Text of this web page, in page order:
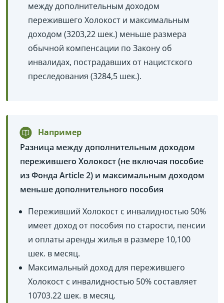
между дополнительным доходом
пережившего Холокост и максимальным
доходом (3203,22 шек.) меньше размера
обычной компенсации по Закону об
инвалидах, пострадавших от нацистского
преследования (3284,5 шек.).
Например
Разница между дополнительным доходом
пережившего Холокост (не включая пособие
из Фонда Article 2) и максимальным доходом
меньше дополнительного пособия
Переживший Холокост с инвалидностью 50%
имеет доход от пособия по старости, пенсии
и оплаты аренды жилья в размере 10,100
шек. в месяц.
Максимальный доход для пережившего
Холокост с инвалидностью 50% составляет
10703.22 шек. в месяц.